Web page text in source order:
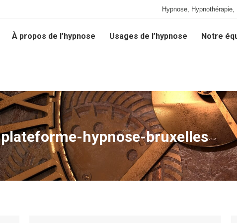
Hypnose,
À propos de l’hypnose Usages de l’hypnose Notre
plateforme-hypnose-bruxelles
À propos de l’hypnose Usages de l’hypnose Notre